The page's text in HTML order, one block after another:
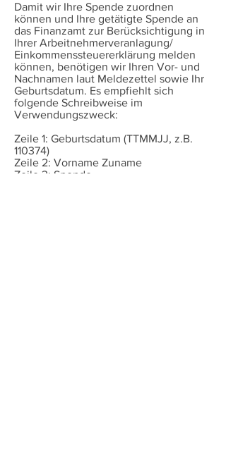
Damit wir Ihre Spende zuordnen
können und Ihre getätigte Spende an
das Finanzamt zur Berücksichtigung in
Ihrer Arbeitnehmerveranlagung/
Einkommenssteuererklärung melden
können, benötigen wir Ihren Vor- und
Nachnamen laut Meldezettel sowie Ihr
Geburtsdatum. Es empfiehlt sich
folgende Schreibweise im
Verwendungszweck:
Zeile 1: Geburtsdatum (TTMMJJ, z.B.
110374)
Zeile 2: Vorname Zuname
​Zeile 3: Spende